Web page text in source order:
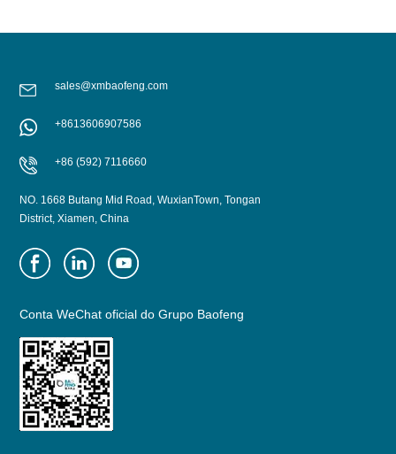
sales@xmbaofeng.com
+8613606907586
+86 (592) 7116660
NO. 1668 Butang Mid Road, WuxianTown, Tongan
District, Xiamen, China
Conta WeChat oficial do Grupo Baofeng